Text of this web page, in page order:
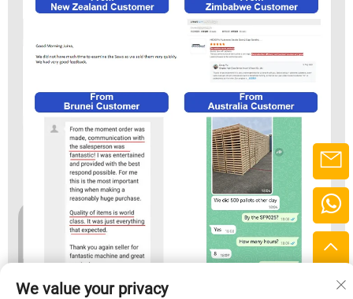
We value your privacy